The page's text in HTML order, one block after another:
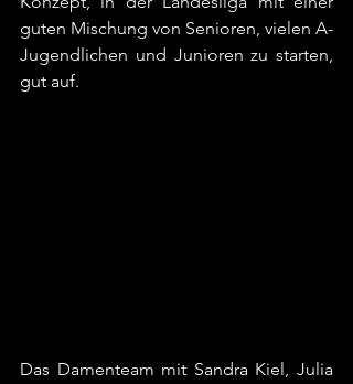
guten Mischung von Senioren, vielen A-
Jugendlichen und Junioren zu starten,
gut auf.
Das Damenteam mit Sandra Kiel, Julia